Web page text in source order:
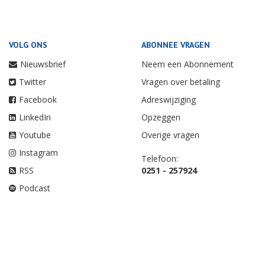
VOLG ONS
Nieuwsbrief
Twitter
Facebook
LinkedIn
Youtube
Instagram
RSS
Podcast
ABONNEE VRAGEN
Neem een Abonnement
Vragen over betaling
Adreswijziging
Opzeggen
Overige vragen
Telefoon:
0251 - 257924